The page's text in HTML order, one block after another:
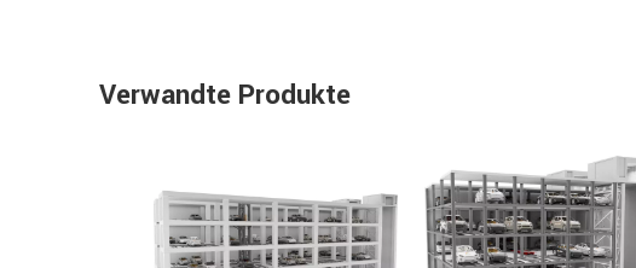
Verwandte Produkte